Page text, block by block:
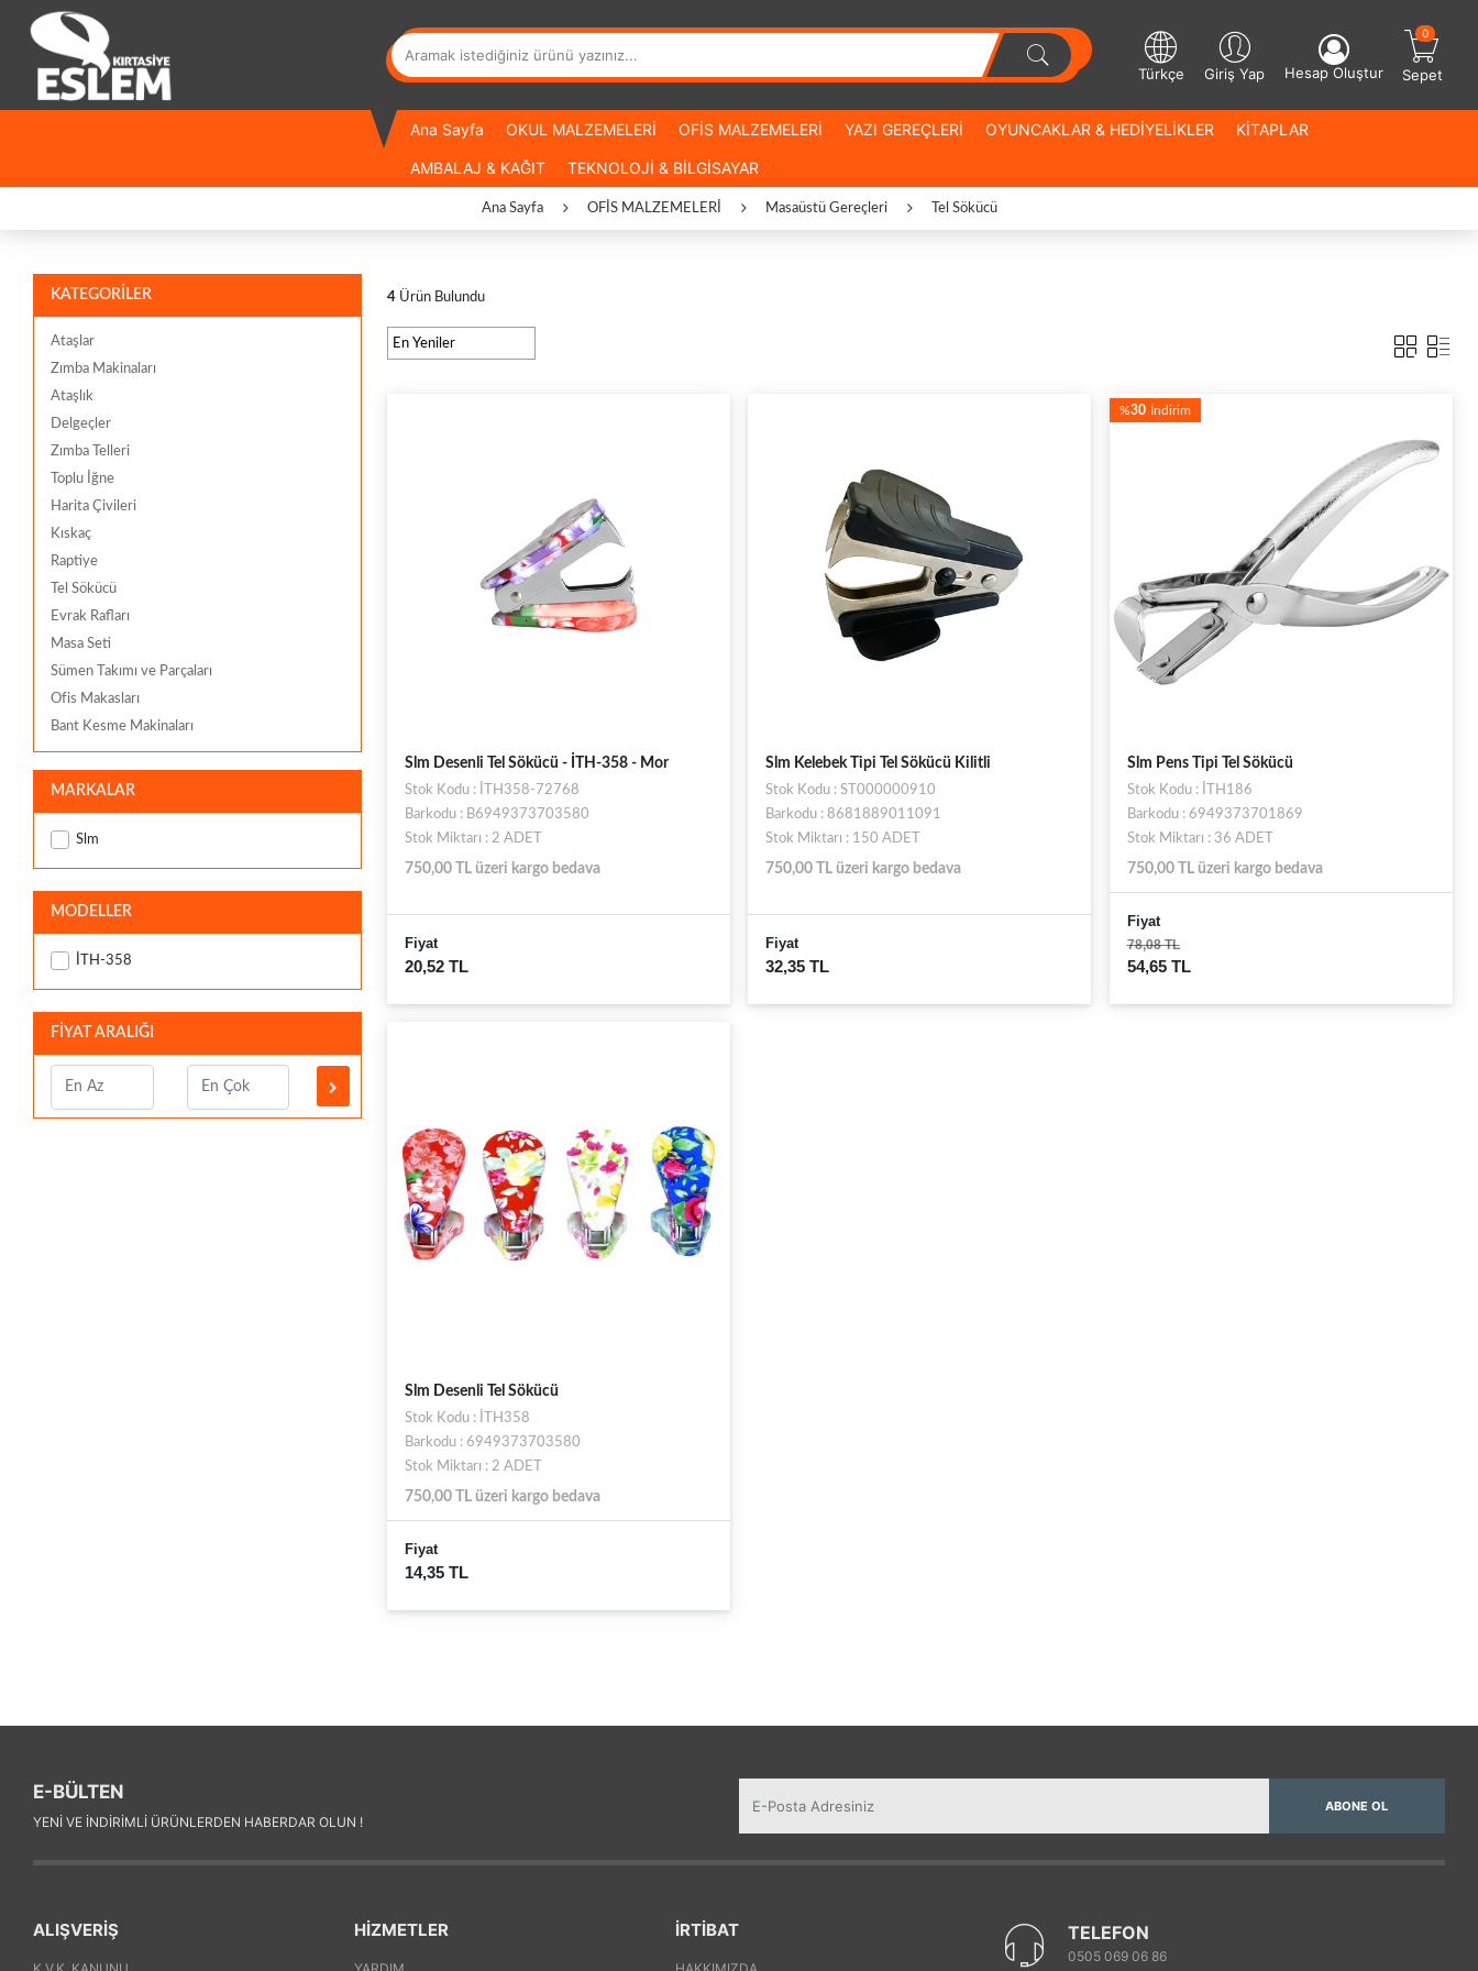
Sepet
0
Türkçe Giriş Yap Hesap Oluştur
Ana Sayfa OKUL MALZEMELERİ OFİS MALZEMELERİ YAZI GEREÇLERİ OYUNCAKLAR & HEDİYELİKLER KİTAPLAR
AMBALAJ & KAĞIT TEKNOLOJİ & BİLGİSAYAR
Ana Sayfa OFİS MALZEMELERİ Masaüstü Gereçleri Tel Sökücü
KATEGORİLER
Ataşlar
Zımba Makinaları
Ataşlık
Delgeçler
Zımba Telleri
Toplu İğne
Harita Çivileri
Kıskaç
Raptiye
Tel Sökücü
Evrak Rafları
Masa Seti
Sümen Takımı ve Parçaları
Ofis Makasları
Bant Kesme Makinaları
MARKALAR
Slm
MODELLER
İTH-358
FİYAT ARALIĞI
4Ürün Bulundu
Slm Desenli Tel Sökücü - İTH-358 - Mor
Stok Kodu : İTH358-72768
Barkodu : B6949373703580
Stok Miktarı : 2 ADET
750,00 TL üzeri kargo bedava
Fiyat
20,52 TL
Slm Kelebek Tipi Tel Sökücü Kilitli
Stok Kodu : ST000000910
Barkodu : 8681889011091
Stok Miktarı : 150 ADET
750,00 TL üzeri kargo bedava
Fiyat
32,35 TL
%30 İndirim
Slm Pens Tipi Tel Sökücü
Stok Kodu : İTH186
Barkodu : 6949373701869
Stok Miktarı : 36 ADET
750,00 TL üzeri kargo bedava
Fiyat
78,08 TL
54,65 TL
Slm Desenli Tel Sökücü
Stok Kodu : İTH358
Barkodu : 6949373703580
Stok Miktarı : 2 ADET
750,00 TL üzeri kargo bedava
Fiyat
14,35 TL
E-BÜLTEN
YENI VE INDIRIMLI ÜRÜNLERDEN HABERDAR OLUN !
ABONE OL
ALIŞVERİŞ HİZMETLER İRTİBAT TELEFON
0505 069 06 86